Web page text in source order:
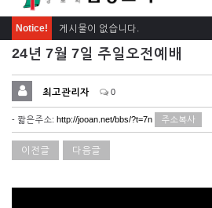
Notice! 게시물이 없습니다.
24년 7월 7일 주일오전예배
최고관리자 0
- 짧은주소: http://jooan.net/bbs/?t=7n 주소복사
이전글 다음글